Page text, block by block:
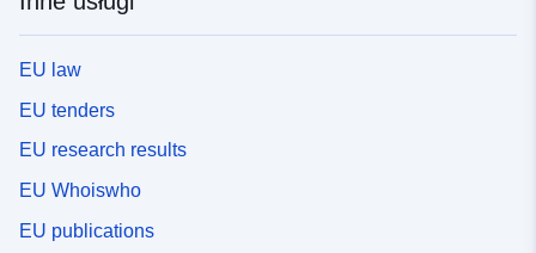
EU law
EU tenders
EU research results
EU Whoiswho
EU publications